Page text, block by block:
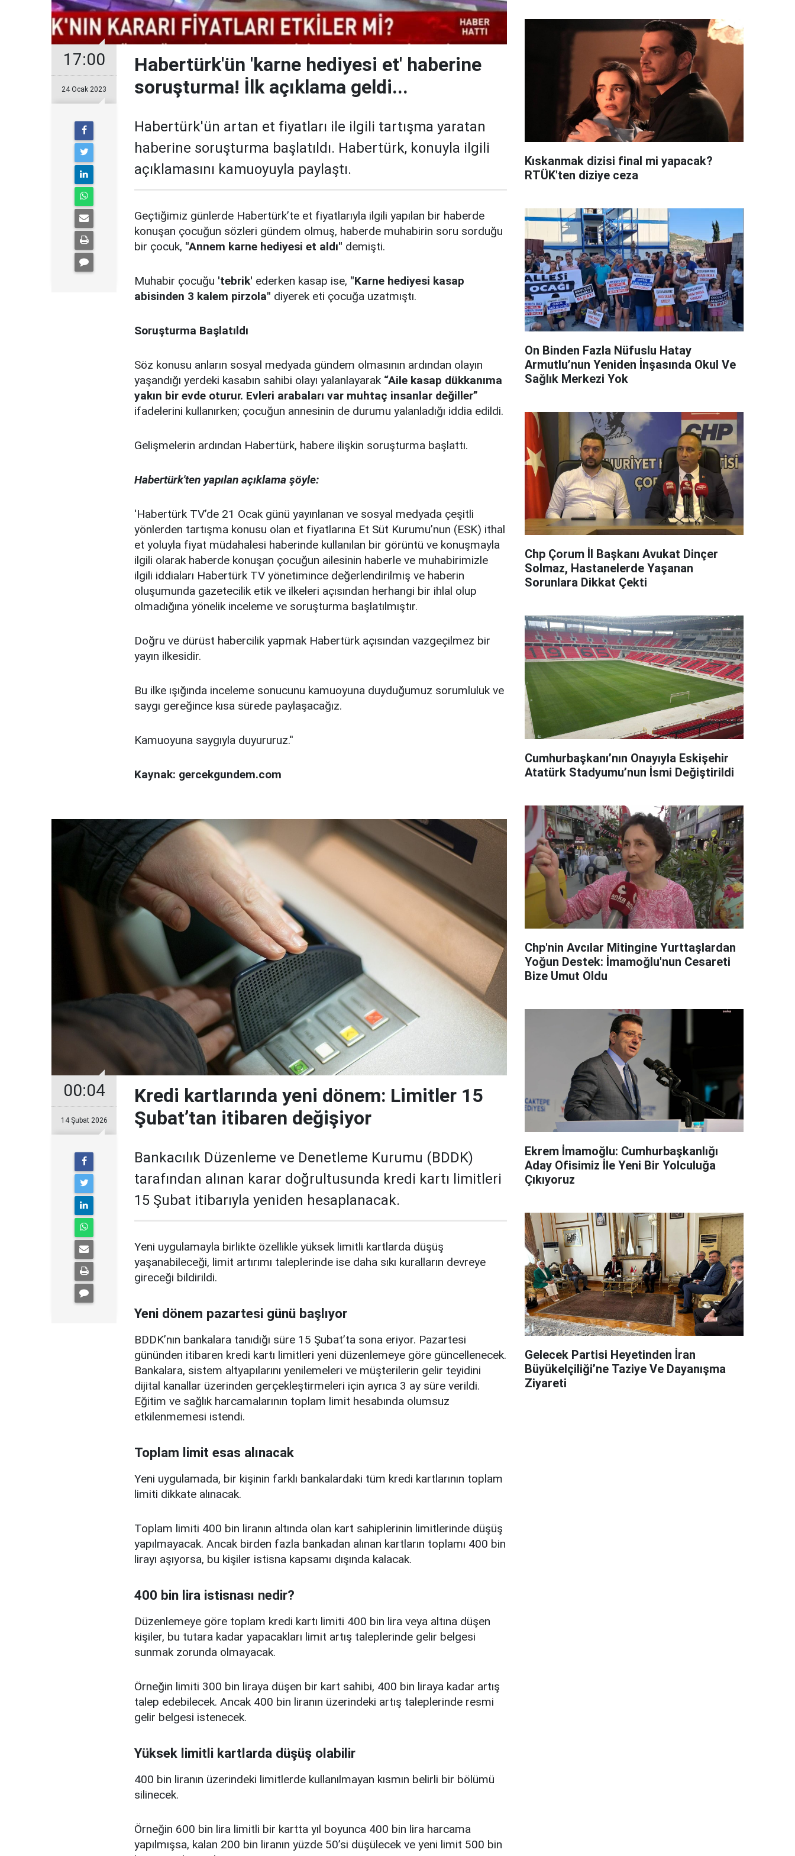
17:00
24 Ocak 2023
Habertürk'ün 'karne hediyesi et' haberine
soruşturma! İlk açıklama geldi...
Habertürk'ün artan et fiyatları ile ilgili tartışma yaratan
haberine soruşturma başlatıldı. Habertürk, konuyla ilgili
açıklamasını kamuoyuyla paylaştı.
Geçtiğimiz günlerde Habertürk’te et fiyatlarıyla ilgili yapılan bir haberde
konuşan çocuğun sözleri gündem olmuş, haberde muhabirin soru sorduğu
bir çocuk, "Annem karne hediyesi et aldı" demişti.
Muhabir çocuğu 'tebrik' ederken kasap ise, "Karne hediyesi kasap
abisinden 3 kalem pirzola" diyerek eti çocuğa uzatmıştı.
Soruşturma Başlatıldı
Söz konusu anların sosyal medyada gündem olmasının ardından olayın
yaşandığı yerdeki kasabın sahibi olayı yalanlayarak “Aile kasap dükkanıma
yakın bir evde oturur. Evleri arabaları var muhtaç insanlar değiller”
ifadelerini kullanırken; çocuğun annesinin de durumu yalanladığı iddia edildi.
Gelişmelerin ardından Habertürk, habere ilişkin soruşturma başlattı.
Habertürk'ten yapılan açıklama şöyle:
'Habertürk TV’de 21 Ocak günü yayınlanan ve sosyal medyada çeşitli
yönlerden tartışma konusu olan et fiyatlarına Et Süt Kurumu’nun (ESK) ithal
et yoluyla fiyat müdahalesi haberinde kullanılan bir görüntü ve konuşmayla
ilgili olarak haberde konuşan çocuğun ailesinin haberle ve muhabirimizle
ilgili iddiaları Habertürk TV yönetimince değerlendirilmiş ve haberin
oluşumunda gazetecilik etik ve ilkeleri açısından herhangi bir ihlal olup
olmadığına yönelik inceleme ve soruşturma başlatılmıştır.
Doğru ve dürüst habercilik yapmak Habertürk açısından vazgeçilmez bir
yayın ilkesidir.
Bu ilke ışığında inceleme sonucunu kamuoyuna duyduğumuz sorumluluk ve
saygı gereğince kısa sürede paylaşacağız.
Kamuoyuna saygıyla duyururuz.''
Kaynak: gercekgundem.com
00:04
14 Şubat 2026
Kredi kartlarında yeni dönem: Limitler 15
Şubat’tan itibaren değişiyor
Bankacılık Düzenleme ve Denetleme Kurumu (BDDK)
tarafından alınan karar doğrultusunda kredi kartı limitleri
15 Şubat itibarıyla yeniden hesaplanacak.
Yeni uygulamayla birlikte özellikle yüksek limitli kartlarda düşüş
yaşanabileceği, limit artırımı taleplerinde ise daha sıkı kuralların devreye
gireceği bildirildi.
Yeni dönem pazartesi günü başlıyor
BDDK’nın bankalara tanıdığı süre 15 Şubat’ta sona eriyor. Pazartesi
gününden itibaren kredi kartı limitleri yeni düzenlemeye göre güncellenecek.
Bankalara, sistem altyapılarını yenilemeleri ve müşterilerin gelir teyidini
dijital kanallar üzerinden gerçekleştirmeleri için ayrıca 3 ay süre verildi.
Eğitim ve sağlık harcamalarının toplam limit hesabında olumsuz
etkilenmemesi istendi.
Toplam limit esas alınacak
Yeni uygulamada, bir kişinin farklı bankalardaki tüm kredi kartlarının toplam
limiti dikkate alınacak.
Toplam limiti 400 bin liranın altında olan kart sahiplerinin limitlerinde düşüş
yapılmayacak. Ancak birden fazla bankadan alınan kartların toplamı 400 bin
lirayı aşıyorsa, bu kişiler istisna kapsamı dışında kalacak.
400 bin lira istisnası nedir?
Düzenlemeye göre toplam kredi kartı limiti 400 bin lira veya altına düşen
kişiler, bu tutara kadar yapacakları limit artış taleplerinde gelir belgesi
sunmak zorunda olmayacak.
Örneğin limiti 300 bin liraya düşen bir kart sahibi, 400 bin liraya kadar artış
talep edebilecek. Ancak 400 bin liranın üzerindeki artış taleplerinde resmi
gelir belgesi istenecek.
Yüksek limitli kartlarda düşüş olabilir
400 bin liranın üzerindeki limitlerde kullanılmayan kısmın belirli bir bölümü
silinecek.
Örneğin 600 bin lira limitli bir kartta yıl boyunca 400 bin lira harcama
yapılmışsa, kalan 200 bin liranın yüzde 50’si düşülecek ve yeni limit 500 bin
Kıskanmak dizisi final mi yapacak?
RTÜK'ten diziye ceza
On Binden Fazla Nüfuslu Hatay
Armutlu’nun Yeniden İnşasında Okul Ve
Sağlık Merkezi Yok
Chp Çorum İl Başkanı Avukat Dinçer
Solmaz, Hastanelerde Yaşanan
Sorunlara Dikkat Çekti
Cumhurbaşkanı’nın Onayıyla Eskişehir
Atatürk Stadyumu’nun İsmi Değiştirildi
Chp'nin Avcılar Mitingine Yurttaşlardan
Yoğun Destek: İmamoğlu'nun Cesareti
Bize Umut Oldu
Ekrem İmamoğlu: Cumhurbaşkanlığı
Aday Ofisimiz İle Yeni Bir Yolculuğa
Çıkıyoruz
Gelecek Partisi Heyetinden İran
Büyükelçiliği’ne Taziye Ve Dayanışma
Ziyareti